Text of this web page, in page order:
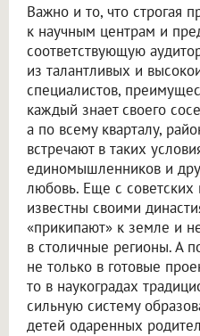
Важно и то, что строгая
к научным центрам и
соответствующую
из талантливых и
специалистов,
каждый знает своего
а по всему кварталу,
встречают в таких
единомышленников и
любовь. Еще с советских
известны своими
«прикипают» к земле и
в столичные регионы. А
не только в готовые
то в наукоградах
сильную систему
детей одаренных